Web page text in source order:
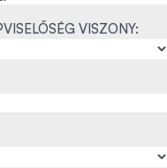
VISZONY: